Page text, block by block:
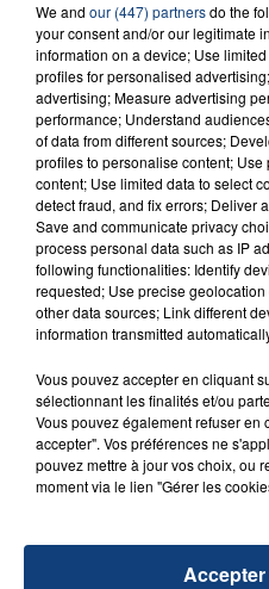
23 juillet 2026
INCENDIE MORTEL À
SON BÉBÉ ENTRE LA
Un homme s'est
aspergé sa compagne
d'un liquide inflammable.
20 juillet 2026
OPÉRER DE LA
La famille a porté plainte
reconnu sa
excuses.
TITRES DIFFUSÉS
We and our (447) partnersdo the
your consent and/or our legitimate
information on a device; Use
profiles for personalised
advertising; Measure advertising
performance; Understand
of data from different sources;
profiles to personalise content;
content; Use limited data to select
detect fraud, and fix errors; Deliver
Save and communicate privacy
process personal data such as IP
following functionalities: Identify
requested; Use precise
other data sources; Link different
information transmitted
Vous pouvez accepter en cliquant
sélectionnant les finalités et/ou
Vous pouvez également refuser en
accepter". Vos préférences ne
pouvez mettre à jour vos choix, ou
moment via le lien "Gérer les